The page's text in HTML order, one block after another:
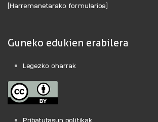
[Harremanetarako formularioa]
Guneko edukien erabilera
Legezko oharrak
Pribatutasun politikak